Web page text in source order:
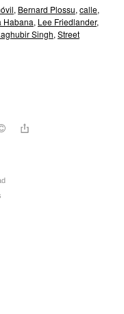
, Bernard Plossu, calle,
Habana, Lee Friedlander,
Singh, Street